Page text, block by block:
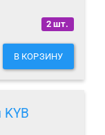
2 шт.
В КОРЗИНУ